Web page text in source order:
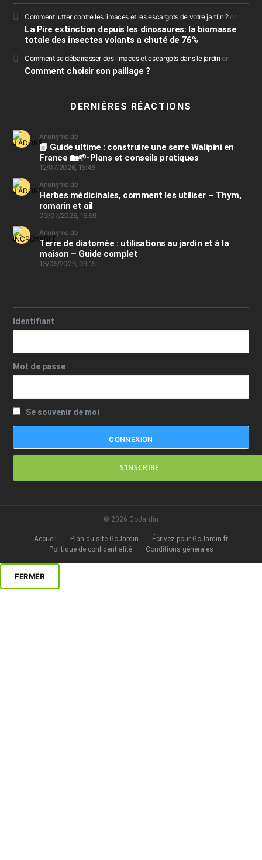
Comment lutter contre les limaces et les escargots de votre jardin ?on
La Pire extinction depuis les dinosaures: la biomasse
totale des insectes volants a chuté de 76%
Comment se débarrasser des limaces et escargots dans le jardin on
Comment choisir son paillage ?
DERNIÈRES RÉACTIONS
Anonyme de
📘 Guide ultime : construire une serre Walipini en
France 🏡🌱-Plans et conseils pratiques
12/07/2026, 15:46
Anonyme de
Herbes médicinales, comment les utiliser – Thym,
romarin et ail
03/07/2026, 16:59
Anonyme de
Terre de diatomée : utilisations au jardin et à la
maison – Guide complet
13/05/2026, 09:15
Identifiant
Mot de passe
Se souvenir de moi
S’INSCRIRE
© 2026 GoJardin
Accueil Plan du site GoJardin
Écrivez pour GoJardin.fr
Politique de confidentialité
Conditions générales
FERMER